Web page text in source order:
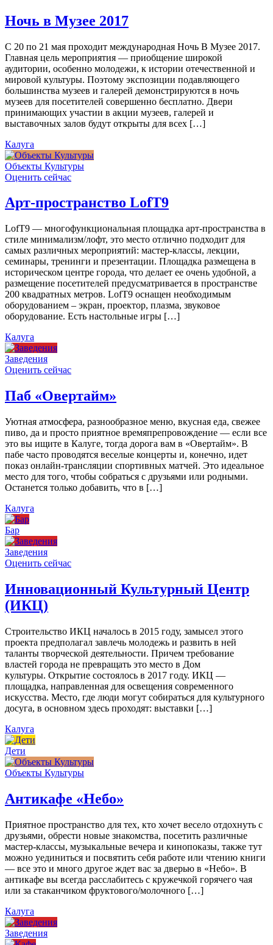
Ночь в Музее 2017
С 20 по 21 мая проходит международная Ночь В Музее 2017.
Главная цель мероприятия — приобщение широкой
аудитории, особенно молодежи, к истории отечественной и
мировой культуры. Поэтому экспозиции подавляющего
большинства музеев и галерей демонстрируются в ночь
музеев для посетителей совершенно бесплатно. Двери
принимающих участии в акции музеев, галерей и
выставочных залов будут открыты для всех […]
Калуга
Объекты Культуры
Оценить сейчас
Арт-пространство LofT9
LofT9 — многофункциональная площадка арт-пространства в
стиле минимализм/лофт, это место отлично подходит для
самых различных мероприятий: мастер-классы, лекции,
семинары, тренинги и презентации. Площадка размещена в
историческом центре города, что делает ее очень удобной, а
размещение посетителей предусматривается в пространстве
200 квадратных метров. LofT9 оснащен необходимым
оборудованием – экран, проектор, плазма, звуковое
оборудование. Есть настольные игры […]
Калуга
Заведения
Оценить сейчас
Паб «Овертайм»
Уютная атмосфера, разнообразное меню, вкусная еда, свежее
пиво, да и просто приятное времяпрепровождение — если все
это вы ищите в Калуге, тогда дорога вам в «Овертайм». В
пабе часто проводятся веселые концерты и, конечно, идет
показ онлайн-трансляции спортивных матчей. Это идеальное
место для того, чтобы собраться с друзьями или родными.
Останется только добавить, что в […]
Калуга
Бар
Заведения
Оценить сейчас
Инновационный Культурный Центр
(ИКЦ)
Строительство ИКЦ началось в 2015 году, замысел этого
проекта предполагал завлечь молодежь и развить в ней
таланты творческой деятельности. Причем требование
властей города не превращать это место в Дом
культуры. Открытие состоялось в 2017 году. ИКЦ —
площадка, направленная для освещения современного
искусства. Место, где люди могут собираться для культурного
досуга, в основном здесь проходят: выставки […]
Калуга
Дети
Объекты Культуры
Антикафе «Небо»
Приятное пространство для тех, кто хочет весело отдохнуть с
друзьями, обрести новые знакомства, посетить различные
мастер-классы, музыкальные вечера и кинопоказы, также тут
можно уединиться и посвятить себя работе или чтению книги
— все это и много другое ждет вас за дверью в «Небо». В
антикафе вы всегда расслабитесь с кружечкой горячего чая
или за стаканчиком фруктового/молочного […]
Калуга
Заведения